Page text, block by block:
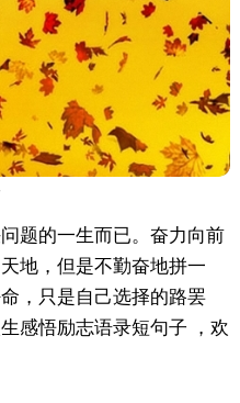
题的一生而已。奋力向前
地，但是不勤奋地拼一
，只是自己选择的路罢
感悟励志语录短句子 ，欢